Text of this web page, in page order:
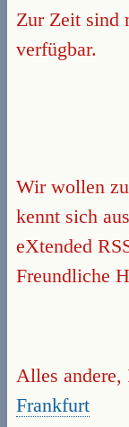
Zur Zeit sind
verfügbar.
Wir wollen
kennt sich
eXtended
Freundliche
Alles andere,
Frankfurt